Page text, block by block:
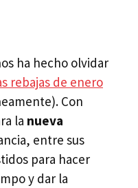
ha hecho olvidar
rebajas de enero
Con
la nueva
entre sus
para hacer
y dar la